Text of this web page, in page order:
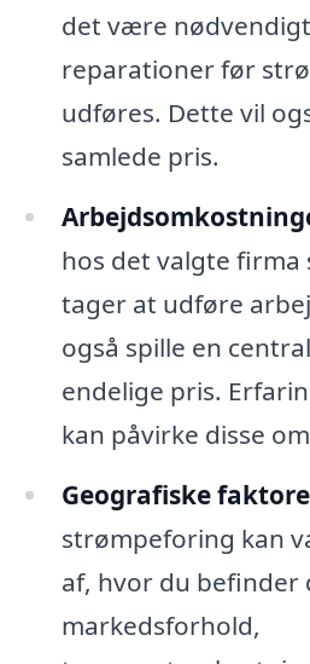
det være
reparationer før
udføres. Dette vil
samlede pris.
hos det valgte firma
tager at udføre
også spille en
endelige pris.
kan påvirke disse
Geografiske
strømpeforing kan
af, hvor du befinder
markedsforhold,